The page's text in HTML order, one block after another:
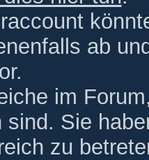
ab
im
sind. Sie
zu